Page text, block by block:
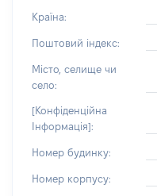
Країна:
Поштовий індекс:
Місто, селище чи
село:
[Конфіденційна
Інформація]:
Номер будинку:
Номер корпусу: